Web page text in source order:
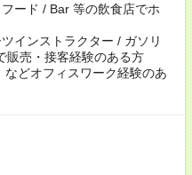
ード / Bar 等の飲食店でホ
インストラクター / ガソリ
販売・接客経験のある方
などオフィスワーク経験のあ